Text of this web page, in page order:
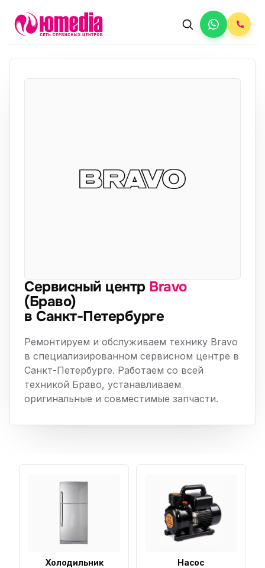
Сервисный центр Bravo
(Браво)
в Санкт-Петербурге
Ремонтируем и обслуживаем технику Bravo
в специализированном сервисном центре в
Санкт-Петербурге. Работаем со всей
техникой Браво, устанавливаем
оригинальные и совместимые запчасти.
Холодильник Насос